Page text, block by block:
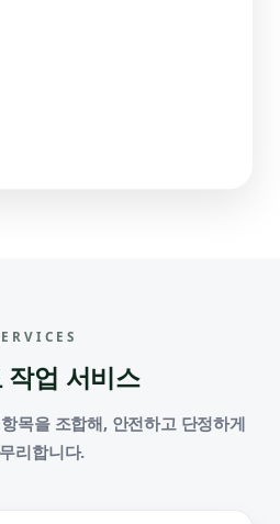
작업 서비스
목을 조합해, 안전하고 단정하게
리합니다.